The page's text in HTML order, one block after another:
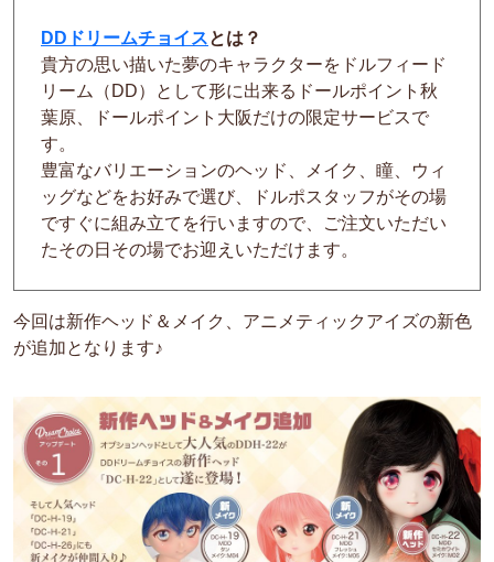
DDドリームチョイスとは？
貴方の思い描いた夢のキャラクターをドルフィード
リーム（DD）として形に出来るドールポイント秋
葉原、ドールポイント大阪だけの限定サービスで
す。
豊富なバリエーションのヘッド、メイク、瞳、ウィ
ッグなどをお好みで選び、ドルポスタッフがその場
ですぐに組み立てを行いますので、ご注文いただい
たその日その場でお迎えいただけます。
今回は新作ヘッド＆メイク、アニメティックアイズの新色
が追加となります♪